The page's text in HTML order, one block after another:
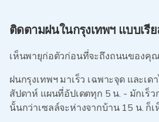
ติดตามฝนในกรุงเทพฯ แบบเรี
เห็นพายุก่อตัวก่อนที่จะถึงถนนของคุ
ฝนกรุงเทพฯ มาเร็ว เฉพาะจุด และเ
สัปดาห์ แผนที่อัปเดตทุก 5 น. - มักเร็
นั้นกว่าเซลล์จะห่างจากบ้าน 15 น. ก็